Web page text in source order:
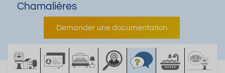
Chamalières
Demander une documentation